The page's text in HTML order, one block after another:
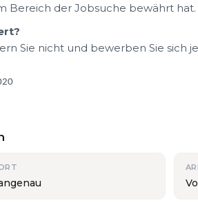
Bereich der Jobsuche bewährt
Sie nicht und bewerben Sie sich